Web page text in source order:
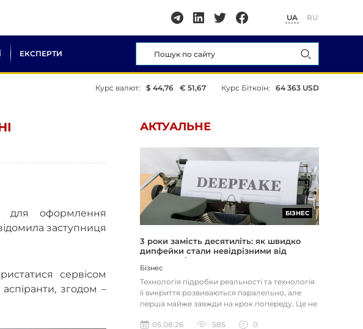
UA RU
ЕКСПЕРТИ
Курс валют: $ 44,76 € 51,67 Курс Біткоїн: 64 363 USD
для оформлення
заступниця
сервісом
згодом –
АКТУАЛЬНЕ
БІЗНЕС
3 роки замість десятиліть: як швидко
дипфейки стали невідрізними від
реальності
Бізнес
Технологія підробки реальності та технологія
її викриття розвиваються паралельно, але
перша майже завжди на крок попереду. Це не
05.08.26
585 0